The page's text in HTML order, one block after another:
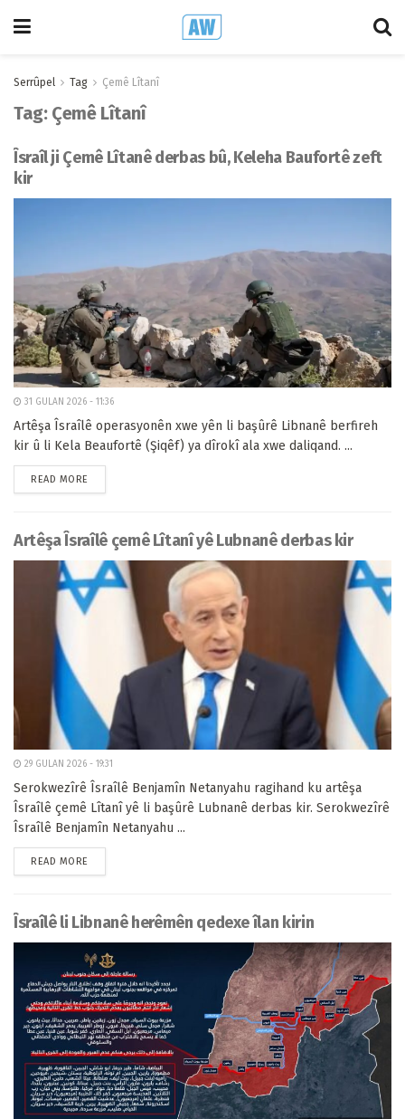
Serrûpel Tag Çemê Lîtanî
Tag: Çemê Lîtanî
Îsraîl ji Çemê Lîtanê derbas bû, Keleha Baufortê zeft
kir
31 GULAN 2026 - 11:36
Artêşa Îsraîlê operasyonên xwe yên li başûrê Libnanê berfireh
kir û li Kela Beaufortê (Şiqêf) ya dîrokî ala xwe daliqand. ...
READ MORE
Artêşa Îsraîlê çemê Lîtanî yê Lubnanê derbas kir
29 GULAN 2026 - 19:31
Serokwezîrê Îsraîlê Benjamîn Netanyahu ragihand ku artêşa
Îsraîlê çemê Lîtanî yê li başûrê Lubnanê derbas kir. Serokwezîrê
Îsraîlê Benjamîn Netanyahu ...
READ MORE
Îsraîlê li Libnanê herêmên qedexe îlan kirin